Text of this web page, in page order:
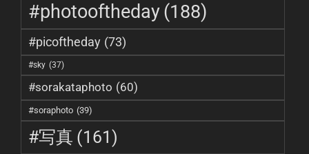
#photooftheday(188)
#picoftheday (73)
#sky (37)
#sorakataphoto (60)
#soraphoto (39)
#写真 (161)